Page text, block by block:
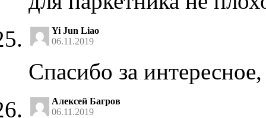
Yi Jun Liao
06.11.2019
Спасибо за
Алексей Багров
06.11.2019